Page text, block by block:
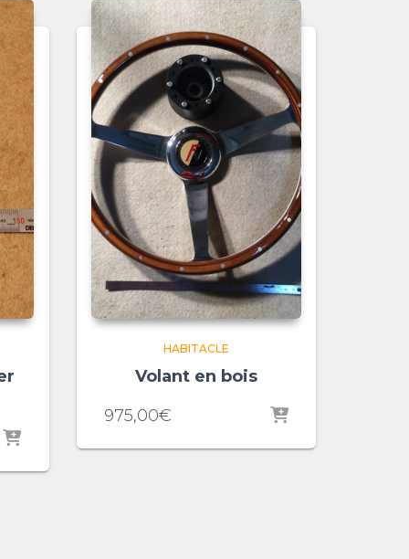
HABITACLE
Volant en bois
975,00€